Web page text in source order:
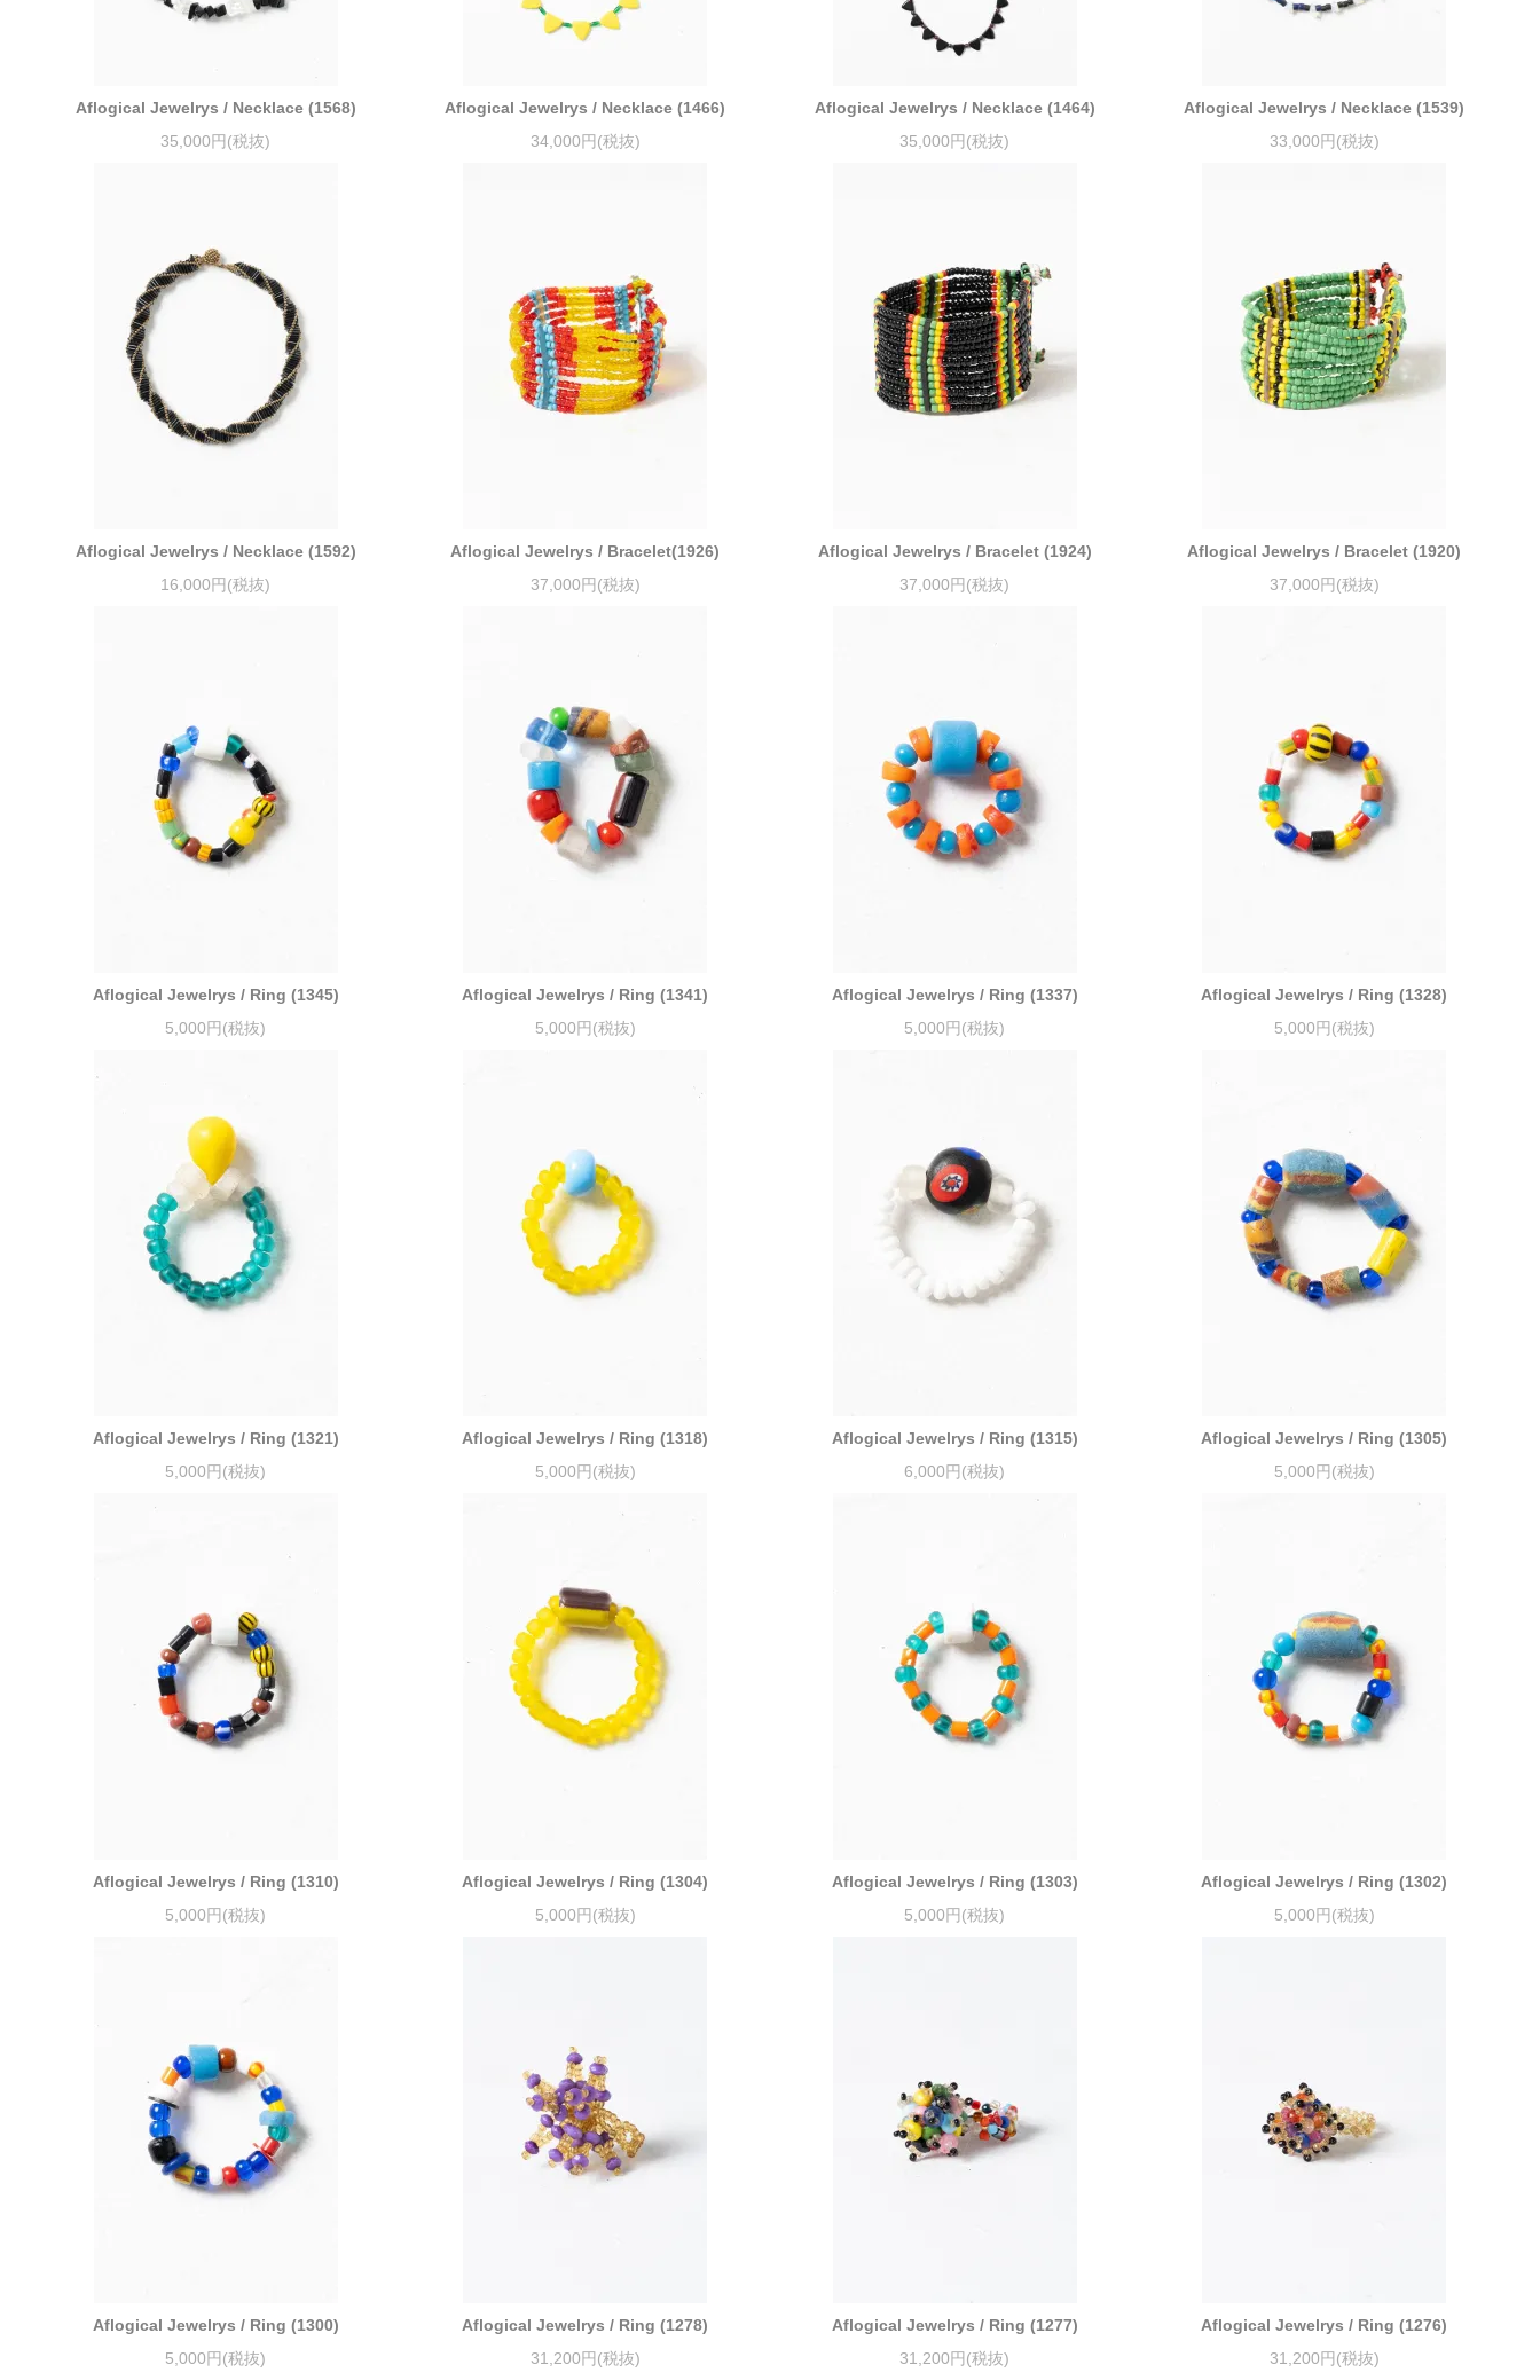
Aflogical Jewelrys / Necklace (1568)
35,000円(税抜)
Aflogical Jewelrys / Necklace (1466)
34,000円(税抜)
Aflogical Jewelrys / Necklace (1464)
35,000円(税抜)
Aflogical Jewelrys / Necklace (1539)
33,000円(税抜)
Aflogical Jewelrys / Necklace (1592)
16,000円(税抜)
Aflogical Jewelrys / Bracelet(1926)
37,000円(税抜)
Aflogical Jewelrys / Bracelet (1924)
37,000円(税抜)
Aflogical Jewelrys / Bracelet (1920)
37,000円(税抜)
Aflogical Jewelrys / Ring (1345)
5,000円(税抜)
Aflogical Jewelrys / Ring (1341)
5,000円(税抜)
Aflogical Jewelrys / Ring (1337)
5,000円(税抜)
Aflogical Jewelrys / Ring (1328)
5,000円(税抜)
Aflogical Jewelrys / Ring (1321)
5,000円(税抜)
Aflogical Jewelrys / Ring (1318)
5,000円(税抜)
Aflogical Jewelrys / Ring (1315)
6,000円(税抜)
Aflogical Jewelrys / Ring (1305)
5,000円(税抜)
Aflogical Jewelrys / Ring (1310)
5,000円(税抜)
Aflogical Jewelrys / Ring (1304)
5,000円(税抜)
Aflogical Jewelrys / Ring (1303)
5,000円(税抜)
Aflogical Jewelrys / Ring (1302)
5,000円(税抜)
Aflogical Jewelrys / Ring (1300)
5,000円(税抜)
Aflogical Jewelrys / Ring (1278)
31,200円(税抜)
Aflogical Jewelrys / Ring (1277)
31,200円(税抜)
Aflogical Jewelrys / Ring (1276)
31,200円(税抜)